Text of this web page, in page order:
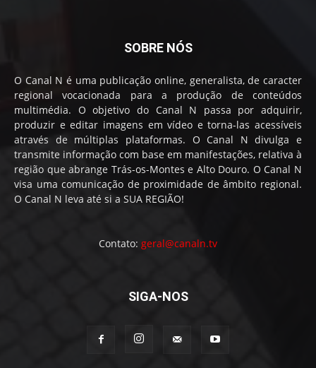
SOBRE NÓS
O Canal N é uma publicação online, generalista, de caracter
regional vocacionada para a produção de conteúdos
multimédia. O objetivo do Canal N passa por adquirir,
produzir e editar imagens em vídeo e torna-las acessíveis
através de múltiplas plataformas. O Canal N divulga e
transmite informação com base em manifestações, relativa à
região que abrange Trás-os-Montes e Alto Douro. O Canal N
visa uma comunicação de proximidade de âmbito regional.
O Canal N leva até si a SUA REGIÃO!
Contato: geral@canaln.tv
SIGA-NOS